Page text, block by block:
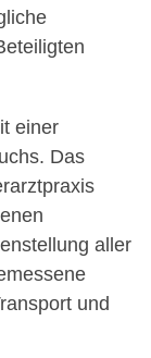
einer
Das
aller
und